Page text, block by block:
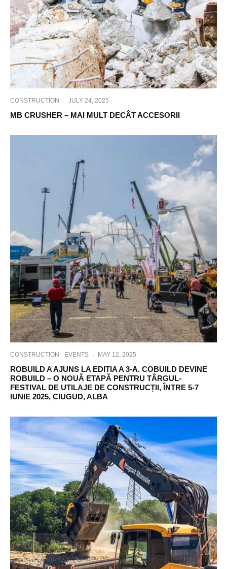
CONSTRUCTION · JULY 24, 2025
MB CRUSHER – MAI MULT DECÂT ACCESORII
CONSTRUCTION EVENTS · MAY 12, 2025
ROBUILD A AJUNS LA EDITIA A 3-A. COBUILD DEVINE
ROBUILD – O NOUĂ ETAPĂ PENTRU TÂRGUL-
FESTIVAL DE UTILAJE DE CONSTRUCȚII, ÎNTRE 5-7
IUNIE 2025, CIUGUD, ALBA